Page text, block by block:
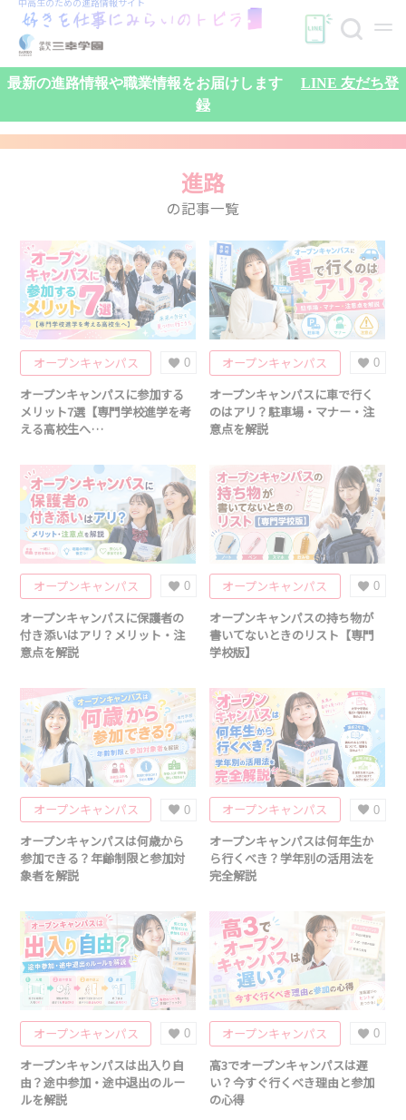
検索
最新の進路情報や職業情報をお届けします
LINE 友だち登
録
進路
の記事一覧
オープンキャンパス 0
オープンキャンパスに参加する
メリット7選【専門学校進学を考
える高校生へ…
オープンキャンパス 0
オープンキャンパスに車で行く
のはアリ？駐車場・マナー・注
意点を解説
オープンキャンパス 0
オープンキャンパスに保護者の
付き添いはアリ？メリット・注
意点を解説
オープンキャンパス 0
オープンキャンパスの持ち物が
書いてないときのリスト【専門
学校版】
オープンキャンパス 0
オープンキャンパスは何歳から
参加できる？年齢制限と参加対
象者を解説
オープンキャンパス 0
オープンキャンパスは何年生か
ら行くべき？学年別の活用法を
完全解説
オープンキャンパス 0
オープンキャンパスは出入り自
由？途中参加・途中退出のルー
ルを解説
オープンキャンパス 0
高3でオープンキャンパスは遅
い？今すぐ行くべき理由と参加
の心得